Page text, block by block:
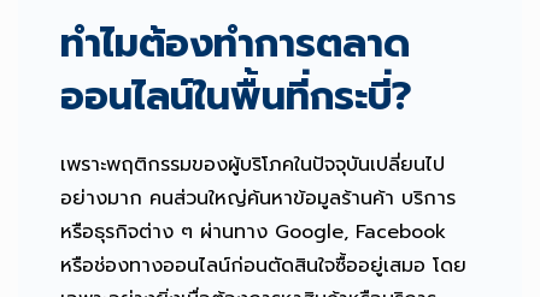
ทำไมต้องทำการตลาด
ออนไลน์ในพื้นที่กระบี่?
เพราะพฤติกรรมของผู้บริโภคในปัจจุบันเปลี่ยนไป
อย่างมาก คนส่วนใหญ่ค้นหาข้อมูลร้านค้า บริการ
หรือธุรกิจต่าง ๆ ผ่านทาง Google, Facebook
หรือช่องทางออนไลน์ก่อนตัดสินใจซื้ออยู่เสมอ โดย